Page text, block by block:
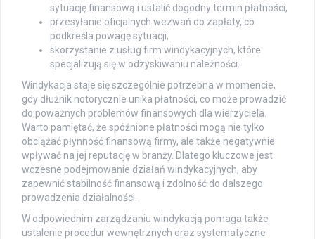
sytuację finansową i ustalić dogodny termin płatności,
przesyłanie oficjalnych wezwań do zapłaty, co
podkreśla powagę sytuacji,
skorzystanie z usług firm windykacyjnych, które
specjalizują się w odzyskiwaniu należności.
Windykacja staje się szczególnie potrzebna w momencie,
gdy dłużnik notorycznie unika płatności, co może prowadzić
do poważnych problemów finansowych dla wierzyciela.
Warto pamiętać, że spóźnione płatności mogą nie tylko
obciążać płynność finansową firmy, ale także negatywnie
wpływać na jej reputację w branży. Dlatego kluczowe jest
wczesne podejmowanie działań windykacyjnych, aby
zapewnić stabilność finansową i zdolność do dalszego
prowadzenia działalności.
W odpowiednim zarządzaniu windykacją pomaga także
ustalenie procedur wewnętrznych oraz systematyczne